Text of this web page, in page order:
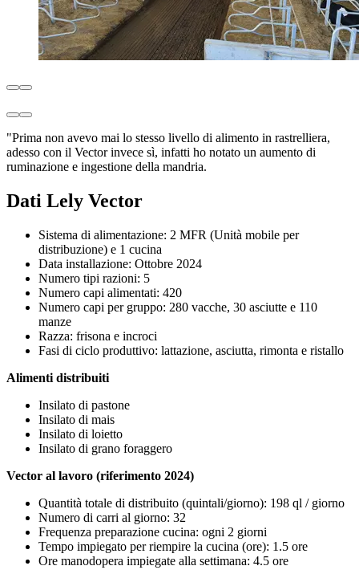
"Prima non avevo mai lo stesso livello di alimento in rastrelliera,
adesso con il Vector invece sì, infatti ho notato un aumento di
ruminazione e ingestione della mandria.
Dati Lely Vector
Sistema di alimentazione: 2 MFR (Unità mobile per
distribuzione) e 1 cucina
Data installazione: Ottobre 2024
Numero tipi razioni: 5
Numero capi alimentati: 420
Numero capi per gruppo: 280 vacche, 30 asciutte e 110
manze
Razza: frisona e incroci
Fasi di ciclo produttivo: lattazione, asciutta, rimonta e ristallo
Alimenti distribuiti
Insilato di pastone
Insilato di mais
Insilato di loietto
Insilato di grano foraggero
Vector al lavoro (riferimento 2024)
Quantità totale di distribuito (quintali/giorno): 198 ql / giorno
Numero di carri al giorno: 32
Frequenza preparazione cucina: ogni 2 giorni
Tempo impiegato per riempire la cucina (ore): 1.5 ore
Ore manodopera impiegate alla settimana: 4.5 ore